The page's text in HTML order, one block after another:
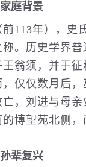
庭背景
前113年），史
称。历史学界
王翁须，并于
，仅仅数月后
，刘进与母
博望苑北侧
辈复兴